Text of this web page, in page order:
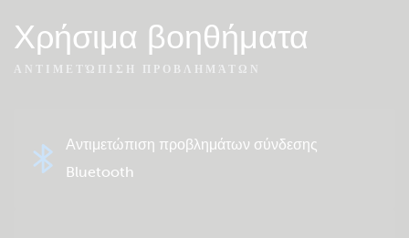
Χρήσιμα βοηθήματα
ΑΝΤΙΜΕΤΏΠΙΣΗ ΠΡΟΒΛΗΜΆΤΩΝ
Αντιμετώπιση προβλημάτων σύνδεσης
Bluetooth